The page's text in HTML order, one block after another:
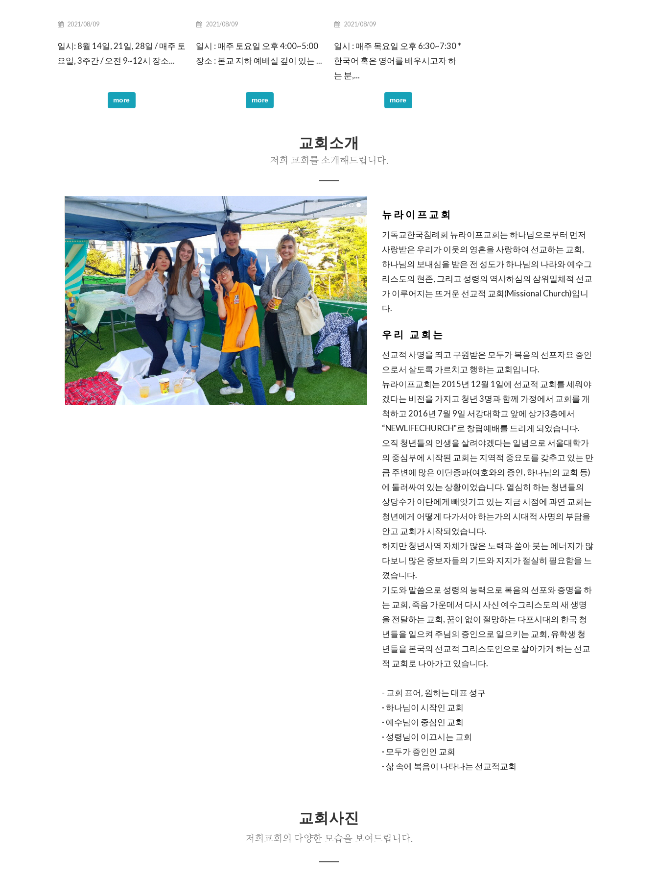
2021/08/09
일시: 8월 14일, 21일, 28일 / 매주 토
요일, 3주간 / 오전 9~12시 장소...
more
2021/08/09
일시 : 매주 토요일 오후 4:00~5:00
장소 : 본교 지하 예배실 깊이 있는 ...
more
2021/08/09
일시 : 매주 목요일 오후 6:30~7:30 *
한국어 혹은 영어를 배우시고자 하
는 분,...
more
교회소개
저희 교회를 소개해드립니다.
뉴라이프교회
기독교한국침례회 뉴라이프교회는 하나님으로부터 먼저
사랑받은 우리가 이웃의 영혼을 사랑하여 선교하는 교회,
하나님의 보내심을 받은 전 성도가 하나님의 나라와 예수그
리스도의 현존, 그리고 성령의 역사하심의 삼위일체적 선교
가 이루어지는 뜨거운 선교적 교회(Missional Church)입니
다.
우리 교회는
선교적 사명을 띄고 구원받은 모두가 복음의 선포자요 증인
으로서 살도록 가르치고 행하는 교회입니다.
뉴라이프교회는 2015년 12월 1일에 선교적 교회를 세워야
겠다는 비전을 가지고 청년 3명과 함께 가정에서 교회를 개
척하고 2016년 7월 9일 서강대학교 앞에 상가3층에서
“NEWLIFECHURCH"로 창립예배를 드리게 되었습니다.
오직 청년들의 인생을 살려야겠다는 일념으로 서울대학가
의 중심부에 시작된 교회는 지역적 중요도를 갖추고 있는 만
큼 주변에 많은 이단종파(여호와의 증인, 하나님의 교회 등)
에 둘러싸여 있는 상황이었습니다. 열심히 하는 청년들의
상당수가 이단에게 빼앗기고 있는 지금 시점에 과연 교회는
청년에게 어떻게 다가서야 하는가의 시대적 사명의 부담을
안고 교회가 시작되었습니다.
하지만 청년사역 자체가 많은 노력과 쏟아 붓는 에너지가 많
다보니 많은 중보자들의 기도와 지지가 절실히 필요함을 느
꼈습니다.
기도와 말씀으로 성령의 능력으로 복음의 선포와 증명을 하
는 교회, 죽음 가운데서 다시 사신 예수그리스도의 새 생명
을 전달하는 교회, 꿈이 없이 절망하는 다포시대의 한국 청
년들을 일으켜 주님의 증인으로 일으키는 교회, 유학생 청
년들을 본국의 선교적 그리스도인으로 살아가게 하는 선교
적 교회로 나아가고 있습니다.
- 교회 표어, 원하는 대표 성구
· 하나님이 시작인 교회
· 예수님이 중심인 교회
· 성령님이 이끄시는 교회
· 모두가 증인인 교회
· 삶 속에 복음이 나타나는 선교적교회
교회사진
저희교회의 다양한 모습을 보여드립니다.